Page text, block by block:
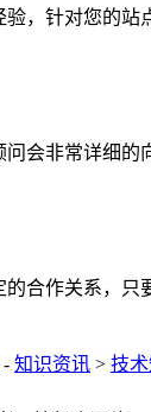
，针对您的
会非常详细
合作关系，
- 知识资讯 > 技